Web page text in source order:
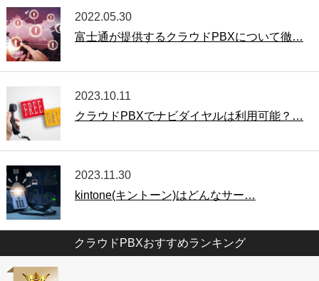
2022.05.30
富士通が提供するクラウドPBXについて徹…
2023.10.11
クラウドPBXでナビダイヤルは利用可能？…
2023.11.30
kintone(キントーン)はどんなサー…
クラウドPBXおすすめランキング